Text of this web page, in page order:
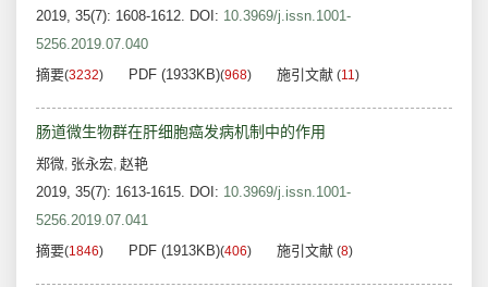
2019, 35(7): 1608-1612. DOI: 10.3969/j.issn.1001-
5256.2019.07.040
摘要(3232) PDF (1933KB)(968) 施引文献 (11)
肠道微生物群在肝细胞癌发病机制中的作用
郑微, 张永宏, 赵艳
2019, 35(7): 1613-1615. DOI: 10.3969/j.issn.1001-
5256.2019.07.041
摘要(1846) PDF (1913KB)(406) 施引文献 (8)